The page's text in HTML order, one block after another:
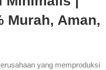
Murah, Aman,
yang memproduksi